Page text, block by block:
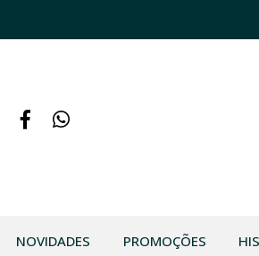
NOVIDADES PROMOÇÕES